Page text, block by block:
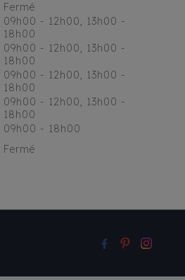
Fermé
09h00 - 12h00, 13h00 -
18h00
09h00 - 12h00, 13h00 -
18h00
09h00 - 12h00, 13h00 -
18h00
09h00 - 12h00, 13h00 -
18h00
09h00 - 18h00
Fermé